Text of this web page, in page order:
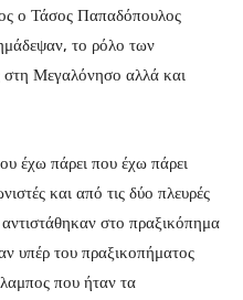
ο Τάσος Παπαδόπουλος
το ρόλο των
στη Μεγαλόνησο αλλά και
έχω πάρει που έχω πάρει
και από τις δύο πλευρές
στο πραξικόπημα
υπέρ του πραξικοπήματος
που ήταν τα